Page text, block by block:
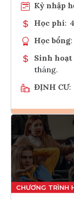
Kỳ nhập
Học phí:
Học bổng:
Sinh
tháng.
ĐỊNH CƯ: